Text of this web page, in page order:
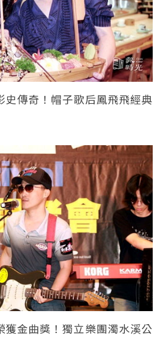
史傳奇！帽子歌后鳳飛飛經典
獲金曲獎！獨立樂團濁水溪公